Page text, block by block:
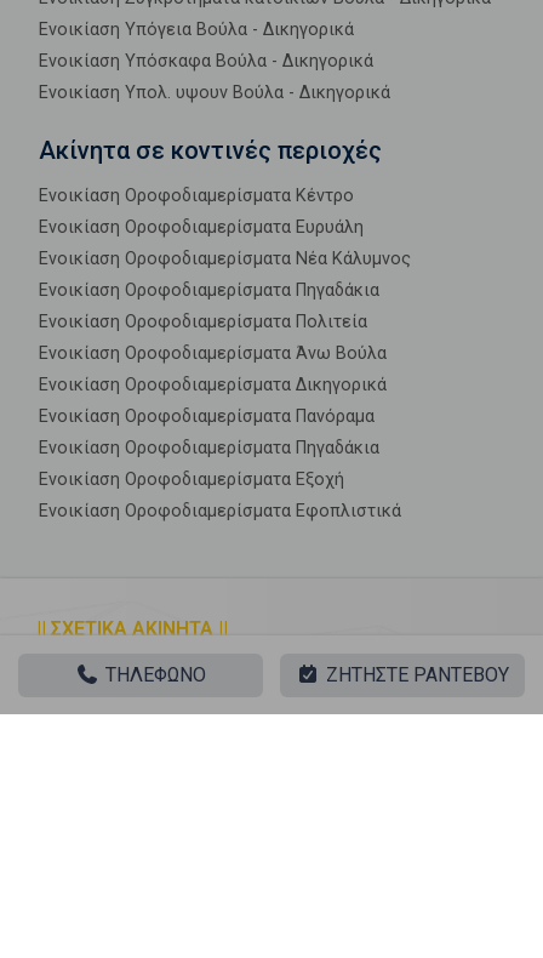
Ενοικίαση Υπόγεια Βούλα - Δικηγορικά
Ενοικίαση Υπόσκαφα Βούλα - Δικηγορικά
Ενοικίαση Υπολ. υψουν Βούλα - Δικηγορικά
Ακίνητα σε κοντινές περιοχές
Ενοικίαση Οροφοδιαμερίσματα Κέντρο
Ενοικίαση Οροφοδιαμερίσματα Ευρυάλη
Ενοικίαση Οροφοδιαμερίσματα Νέα Κάλυμνος
Ενοικίαση Οροφοδιαμερίσματα Πηγαδάκια
Ενοικίαση Οροφοδιαμερίσματα Πολιτεία
Ενοικίαση Οροφοδιαμερίσματα Άνω Βούλα
Ενοικίαση Οροφοδιαμερίσματα Δικηγορικά
Ενοικίαση Οροφοδιαμερίσματα Πανόραμα
Ενοικίαση Οροφοδιαμερίσματα Πηγαδάκια
Ενοικίαση Οροφοδιαμερίσματα Εξοχή
Ενοικίαση Οροφοδιαμερίσματα Εφοπλιστικά
|| ΣΧΕΤΙΚΑ ΑΚΙΝΗΤΑ ||
Ενοικίαση, Κατοικία, Οροφοδιαμέρισμα
ΤΗΛΕΦΩΝΟ ΖΗΤΗΣΤΕ ΡΑΝΤΕΒΟΥ